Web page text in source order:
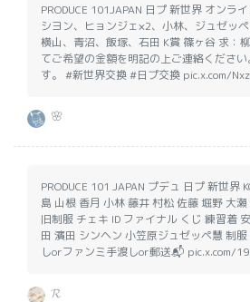
PRODUCE 101JAPAN 日プ 新世界 オンラ
シヨン、ヒョンジェ×2、小林、ジュゼッ
横山、青沼、飯塚、石田 K賞 篠ヶ谷 求：
てご希望の金額を明記の上ご連絡くださ
す。 #新世界交換 #日プ交換 pic.x.com/
🌸
PRODUCE 101 JAPAN プデュ 日プ 新世界
島 山根 香月 小林 藤井 村松 佐藤 堀野 大瀬
旧制服 チェキ ID ファイナル くじ 練習着
田 濱田 シンヘン 小笠原ジュゼッペ慧 制
しorファンミ手渡しor郵送📬 pic.x.com/
𝓡